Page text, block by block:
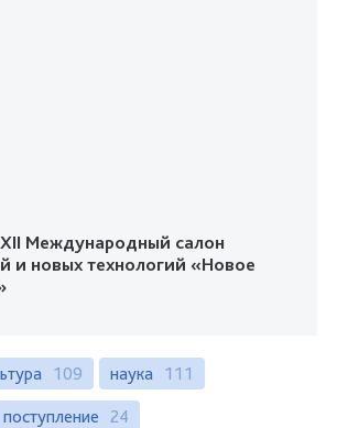
Международный салон
и новых технологий «Новое
109 наука 111
поступление 24